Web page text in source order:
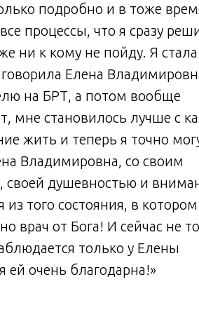
подробно и в тоже
процессы, что я сразу
ни к кому не пойду. Я стала
Елена
на БРТ, а потом вообще
мне становилось лучше с
жить и теперь я точно
Владимировна, со своим
душевностью и
того состояния, в котором
врач от Бога! И сейчас не
только у Елены
ей очень благодарна!»